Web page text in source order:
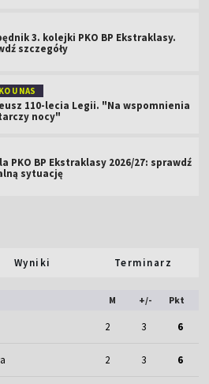
3. kolejki PKO BP Ekstraklasy.
szczegóły
U NAS
110-lecia Legii. "Na wspomnienia
nocy"
PKO BP Ekstraklasy 2026/27: sprawdź
sytuację
Wyniki Terminarz
M +/- Pkt
2 3 6
2 3 6